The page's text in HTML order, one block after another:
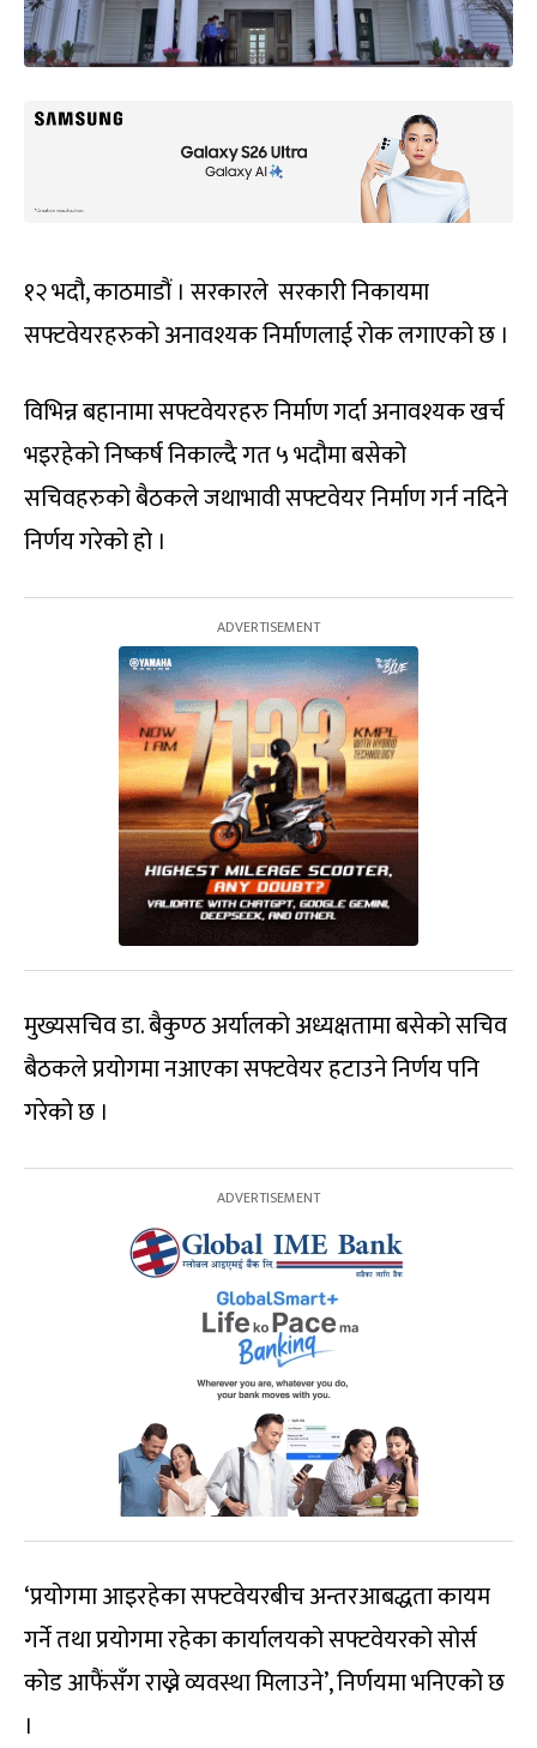
१२ भदौ, काठमाडौं । सरकारले सरकारी निकायमा
सफ्टवेयरहरुको अनावश्यक निर्माणलाई रोक लगाएको छ ।
विभिन्न बहानामा सफ्टवेयरहरु निर्माण गर्दा अनावश्यक खर्च
भइरहेको निष्कर्ष निकाल्दै गत ५ भदौमा बसेको
सचिवहरुको बैठकले जथाभावी सफ्टवेयर निर्माण गर्न नदिने
निर्णय गरेको हो ।
मुख्यसचिव डा. बैकुण्ठ अर्यालको अध्यक्षतामा बसेको सचिव
बैठकले प्रयोगमा नआएका सफ्टवेयर हटाउने निर्णय पनि
गरेको छ ।
‘प्रयोगमा आइरहेका सफ्टवेयरबीच अन्तरआबद्धता कायम
गर्ने तथा प्रयोगमा रहेका कार्यालयको सफ्टवेयरको सोर्स
कोड आफैंसँग राख्ने व्यवस्था मिलाउने’, निर्णयमा भनिएको छ
।